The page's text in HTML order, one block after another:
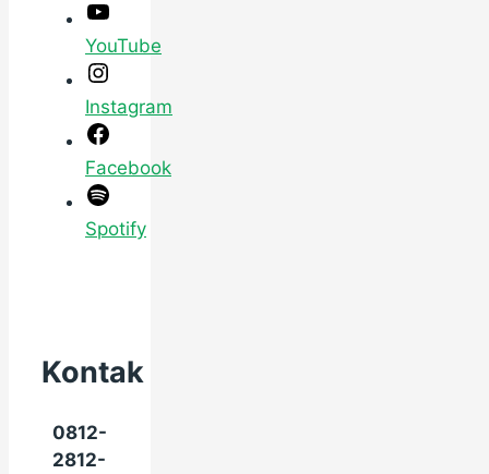
YouTube
Instagram
Facebook
Spotify
Kontak
0812-
2812-